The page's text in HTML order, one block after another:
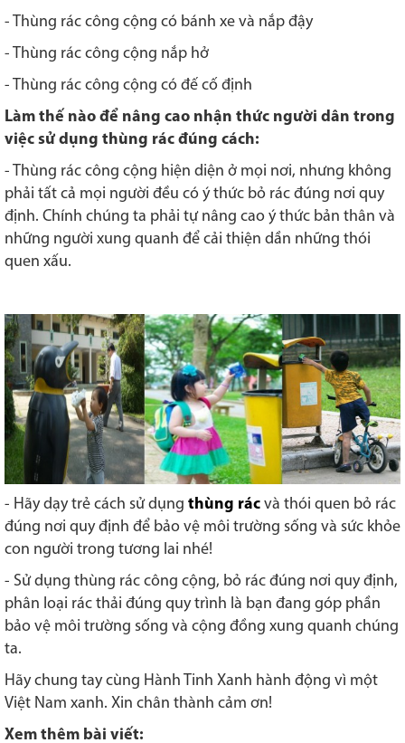
- Thùng rác công cộng có bánh xe và nắp đậy
- Thùng rác công cộng nắp hở
- Thùng rác công cộng có đế cố định
Làm thế nào để nâng cao nhận thức người dân trong
việc sử dụng thùng rác đúng cách:
- Thùng rác công cộng hiện diện ở mọi nơi, nhưng không
phải tất cả mọi người đều có ý thức bỏ rác đúng nơi quy
định. Chính chúng ta phải tự nâng cao ý thức bản thân và
những người xung quanh để cải thiện dần những thói
quen xấu.
- Hãy dạy trẻ cách sử dụng thùng rác và thói quen bỏ rác
đúng nơi quy định để bảo vệ môi trường sống và sức khỏe
con người trong tương lai nhé!
- Sử dụng thùng rác công cộng, bỏ rác đúng nơi quy định,
phân loại rác thải đúng quy trình là bạn đang góp phần
bảo vệ môi trường sống và cộng đồng xung quanh chúng
ta.
Hãy chung tay cùng Hành Tinh Xanh hành động vì một
Việt Nam xanh. Xin chân thành cảm ơn!
Xem thêm bài viết: